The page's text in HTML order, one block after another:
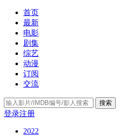
首页
最新
电影
剧集
综艺
动漫
订阅
交流
搜索
登录注册
2022